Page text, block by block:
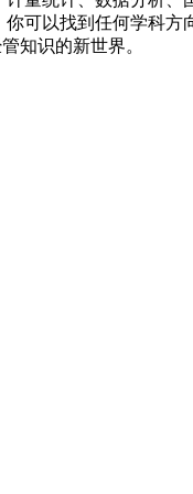
可以找到任何学科方
知识的新世界。